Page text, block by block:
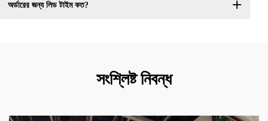
অর্ডারের জন্য লিড টাইম কত?
সংশ্লিষ্ট নিবন্ধ